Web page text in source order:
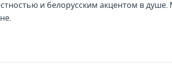
и белорусским акцентом в душе.